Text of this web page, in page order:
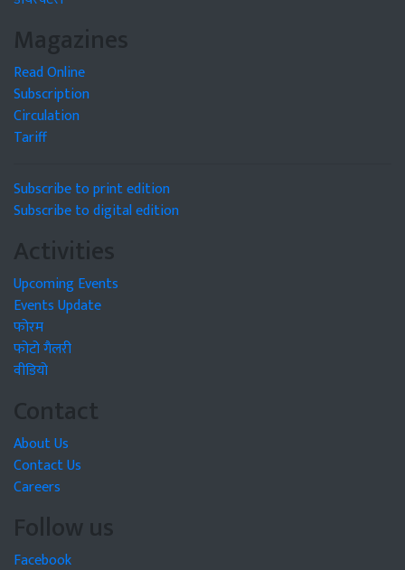
Magazines
Read Online
Subscription
Circulation
Tariff
Subscribe to print edition
Subscribe to digital edition
Activities
Upcoming Events
Events Update
फोरम
फोटो गैलरी
वीडियो
Contact
About Us
Contact Us
Careers
Follow us
Facebook